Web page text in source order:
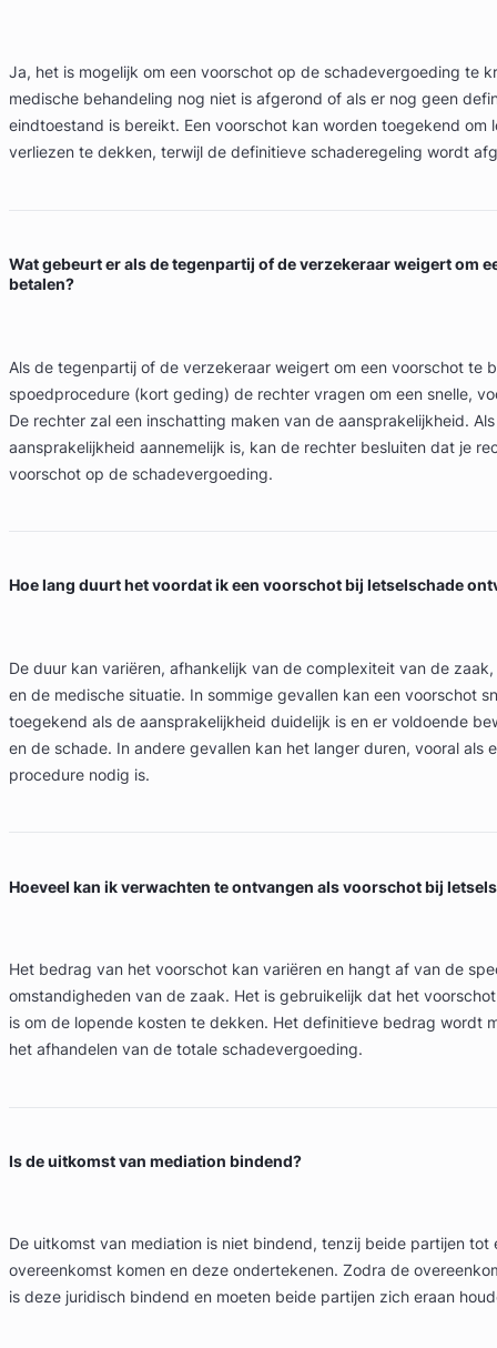
Ja, het is mogelijk om een voorschot op de schadevergoeding te
medische behandeling nog niet is afgerond of als er nog geen
eindtoestand is bereikt. Een voorschot kan worden toegekend om
verliezen te dekken, terwijl de definitieve schaderegeling wordt
Wat gebeurt er als de tegenpartij of de verzekeraar weigert om
betalen?
Als de tegenpartij of de verzekeraar weigert om een voorschot te
spoedprocedure (kort geding) de rechter vragen om een snelle,
De rechter zal een inschatting maken van de aansprakelijkheid.
aansprakelijkheid aannemelijk is, kan de rechter besluiten dat je
voorschot op de schadevergoeding.
Hoe lang duurt het voordat ik een voorschot bij letselschade
De duur kan variëren, afhankelijk van de complexiteit van de
en de medische situatie. In sommige gevallen kan een voorschot
toegekend als de aansprakelijkheid duidelijk is en er voldoende
en de schade. In andere gevallen kan het langer duren, vooral als
procedure nodig is.
Hoeveel kan ik verwachten te ontvangen als voorschot bij
Het bedrag van het voorschot kan variëren en hangt af van de
omstandigheden van de zaak. Het is gebruikelijk dat het
is om de lopende kosten te dekken. Het definitieve bedrag wordt
het afhandelen van de totale schadevergoeding.
Is de uitkomst van mediation bindend?
De uitkomst van mediation is niet bindend, tenzij beide partijen tot
overeenkomst komen en deze ondertekenen. Zodra de
is deze juridisch bindend en moeten beide partijen zich eraan